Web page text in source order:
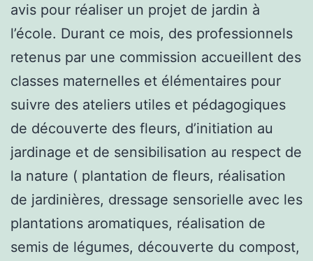
avis pour réaliser un projet de jardin à
l’école. Durant ce mois, des professionnels
retenus par une commission accueillent des
classes maternelles et élémentaires pour
suivre des ateliers utiles et pédagogiques
de découverte des fleurs, d’initiation au
jardinage et de sensibilisation au respect de
la nature ( plantation de fleurs, réalisation
de jardinières, dressage sensorielle avec les
plantations aromatiques, réalisation de
semis de légumes, découverte du compost,